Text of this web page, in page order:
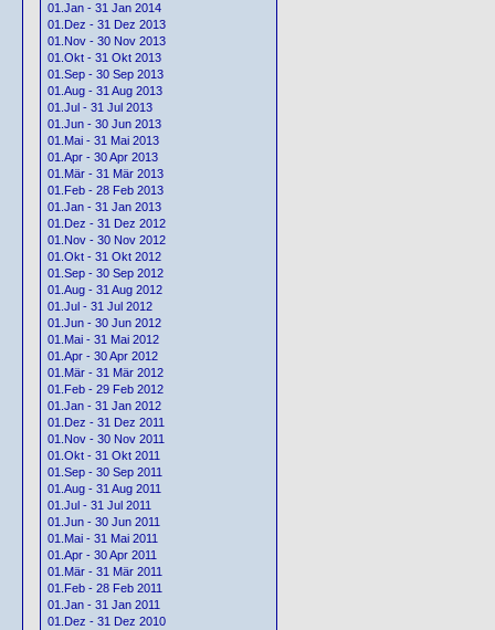
01.Jan - 31 Jan 2014
01.Dez - 31 Dez 2013
01.Nov - 30 Nov 2013
01.Okt - 31 Okt 2013
01.Sep - 30 Sep 2013
01.Aug - 31 Aug 2013
01.Jul - 31 Jul 2013
01.Jun - 30 Jun 2013
01.Mai - 31 Mai 2013
01.Apr - 30 Apr 2013
01.Mär - 31 Mär 2013
01.Feb - 28 Feb 2013
01.Jan - 31 Jan 2013
01.Dez - 31 Dez 2012
01.Nov - 30 Nov 2012
01.Okt - 31 Okt 2012
01.Sep - 30 Sep 2012
01.Aug - 31 Aug 2012
01.Jul - 31 Jul 2012
01.Jun - 30 Jun 2012
01.Mai - 31 Mai 2012
01.Apr - 30 Apr 2012
01.Mär - 31 Mär 2012
01.Feb - 29 Feb 2012
01.Jan - 31 Jan 2012
01.Dez - 31 Dez 2011
01.Nov - 30 Nov 2011
01.Okt - 31 Okt 2011
01.Sep - 30 Sep 2011
01.Aug - 31 Aug 2011
01.Jul - 31 Jul 2011
01.Jun - 30 Jun 2011
01.Mai - 31 Mai 2011
01.Apr - 30 Apr 2011
01.Mär - 31 Mär 2011
01.Feb - 28 Feb 2011
01.Jan - 31 Jan 2011
01.Dez - 31 Dez 2010